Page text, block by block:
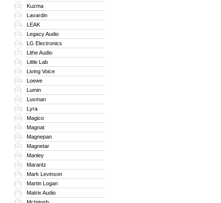
152 Kuzma
153 Lavardin
154 LEAK
155 Legacy Audio
156 LG Electronics
157 Lithe Audio
158 Little Lab
159 Living Voice
160 Loewe
161 Lumin
162 Luxman
163 Lyra
164 Magico
165 Magnat
166 Magnepan
167 Magnetar
168 Manley
169 Marantz
170 Mark Levinson
171 Martin Logan
172 Matrix Audio